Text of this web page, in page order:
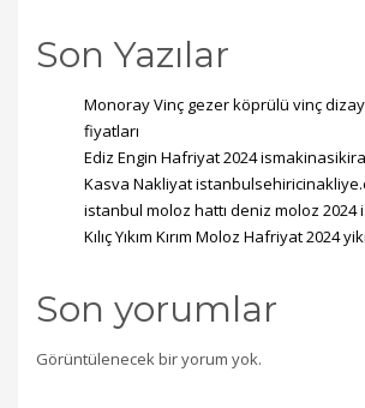
Son Yazılar
Monoray Vinç gezer köprülü vinç
fiyatları
Ediz Engin Hafriyat 2024
Kasva Nakliyat
istanbul moloz hattı deniz moloz 2024
Kılıç Yıkım Kırım Moloz Hafriyat 2024
Son yorumlar
Görüntülenecek bir yorum yok.